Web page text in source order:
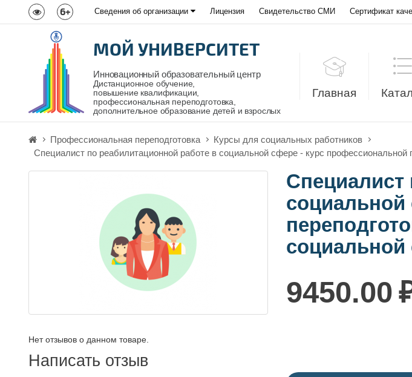
6+ Сведения об организации Лицензия Свидетельство СМИ Сертификат
МОЙ УНИВЕРСИТЕТ
Инновационный образовательный центр
Дистанционное обучение,
повышение квалификации,
профессиональная переподготовка,
дополнительное образование детей и взрослых
Главная
Профессиональная переподготовка
Курсы для социальных работников
Специалист по реабилитационной работе в социальной сфере - курс
Нет отзывов о данном товаре.
Написать отзыв
Специалист
социальной
9450.00